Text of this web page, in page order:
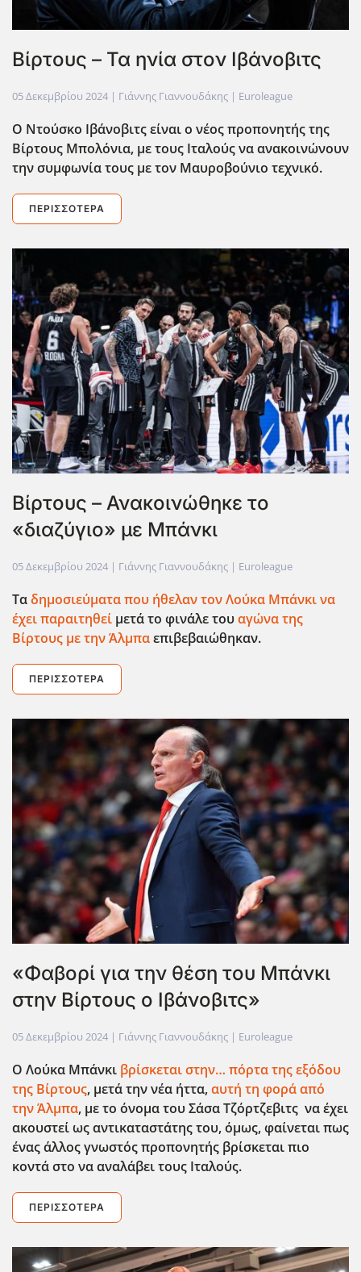
Βίρτους – Τα ηνία στον Ιβάνοβιτς
05 Δεκεμβρίου 2024 | Γιάννης Γιαννουδάκης | Euroleague
Ο Ντούσκο Ιβάνοβιτς είναι ο νέος προπονητής της
Βίρτους Μπολόνια, με τους Ιταλούς να ανακοινώνουν
την συμφωνία τους με τον Μαυροβούνιο τεχνικό.
ΠΕΡΙΣΣΌΤΕΡΑ
Βίρτους – Ανακοινώθηκε το
«διαζύγιο» με Μπάνκι
05 Δεκεμβρίου 2024 | Γιάννης Γιαννουδάκης | Euroleague
Ταδημοσιεύματα που ήθελαν τον Λούκα Μπάνκι να
έχει παραιτηθεί μετά το φινάλε τουαγώνα της
Βίρτους με την Άλμπαεπιβεβαιώθηκαν.
ΠΕΡΙΣΣΌΤΕΡΑ
«Φαβορί για την θέση του Μπάνκι
στην Βίρτους ο Ιβάνοβιτς»
05 Δεκεμβρίου 2024 | Γιάννης Γιαννουδάκης | Euroleague
Ο Λούκα Μπάνκι βρίσκεται στην… πόρτα της εξόδου
της Βίρτους, μετά την νέα ήττα,αυτή τη φορά από
την Άλμπα, με το όνομα του Σάσα Τζόρτζεβιτς να έχει
ακουστεί ως αντικαταστάτης του, όμως, φαίνεται πως
ένας άλλος γνωστός προπονητής βρίσκεται πιο
κοντά στο να αναλάβει τους Ιταλούς.
ΠΕΡΙΣΣΌΤΕΡΑ